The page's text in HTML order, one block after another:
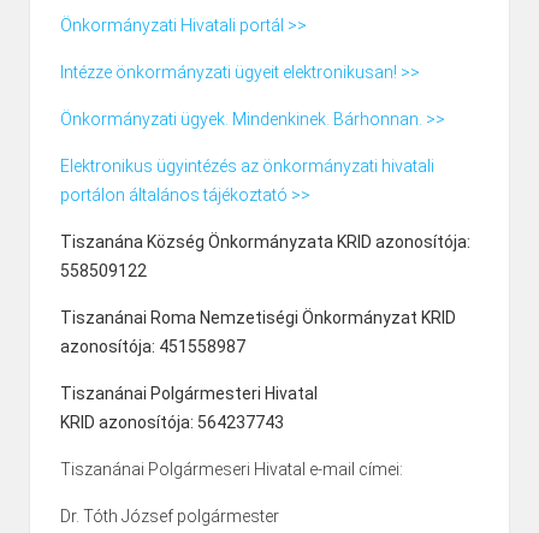
Önkormányzati Hivatali portál >>
Intézze önkormányzati ügyeit elektronikusan! >>
Önkormányzati ügyek. Mindenkinek. Bárhonnan. >>
Elektronikus ügyintézés az önkormányzati hivatali
portálon általános tájékoztató >>
Tiszanána Község Önkormányzata KRID azonosítója:
558509122
Tiszanánai Roma Nemzetiségi Önkormányzat KRID
azonosítója: 451558987
Tiszanánai Polgármesteri Hivatal
KRID azonosítója: 564237743
Tiszanánai Polgármeseri Hivatal e-mail címei:
Dr. Tóth József polgármester